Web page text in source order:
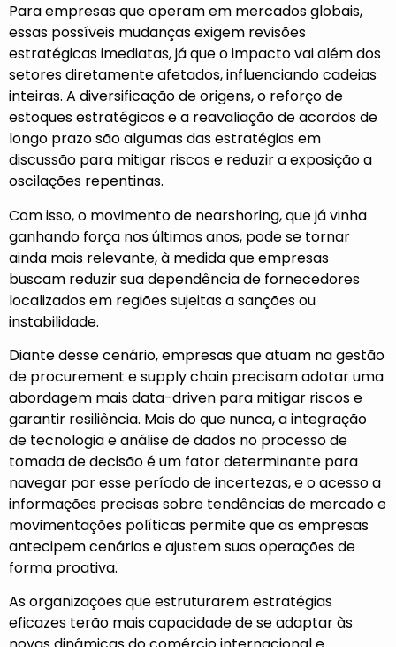
Para empresas que operam em mercados globais,
essas possíveis mudanças exigem revisões
estratégicas imediatas, já que o impacto vai além dos
setores diretamente afetados, influenciando cadeias
inteiras. A diversificação de origens, o reforço de
estoques estratégicos e a reavaliação de acordos de
longo prazo são algumas das estratégias em
discussão para mitigar riscos e reduzir a exposição a
oscilações repentinas.
Com isso, o movimento de nearshoring, que já vinha
ganhando força nos últimos anos, pode se tornar
ainda mais relevante, à medida que empresas
buscam reduzir sua dependência de fornecedores
localizados em regiões sujeitas a sanções ou
instabilidade.
Diante desse cenário, empresas que atuam na gestão
de procurement e supply chain precisam adotar uma
abordagem mais data-driven para mitigar riscos e
garantir resiliência. Mais do que nunca, a integração
de tecnologia e análise de dados no processo de
tomada de decisão é um fator determinante para
navegar por esse período de incertezas, e o acesso a
informações precisas sobre tendências de mercado e
movimentações políticas permite que as empresas
antecipem cenários e ajustem suas operações de
forma proativa.
As organizações que estruturarem estratégias
eficazes terão mais capacidade de se adaptar às